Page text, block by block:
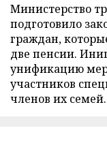
Министерство
подготовило
граждан,
две пенсии.
унификацию
участников
членов их семей.